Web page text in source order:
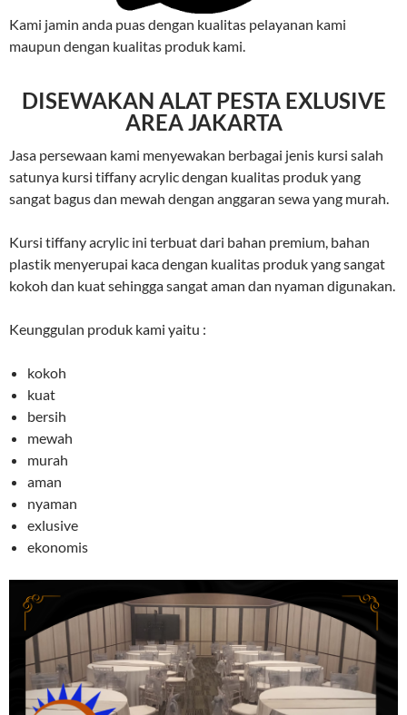
Kami jamin anda puas dengan kualitas pelayanan kami
maupun dengan kualitas produk kami.
DISEWAKAN ALAT PESTA EXLUSIVE
AREA JAKARTA
Jasa persewaan kami menyewakan berbagai jenis kursi salah
satunya kursi tiffany acrylic dengan kualitas produk yang
sangat bagus dan mewah dengan anggaran sewa yang murah.
Kursi tiffany acrylic ini terbuat dari bahan premium, bahan
plastik menyerupai kaca dengan kualitas produk yang sangat
kokoh dan kuat sehingga sangat aman dan nyaman digunakan.
Keunggulan produk kami yaitu :
kokoh
kuat
bersih
mewah
murah
aman
nyaman
exlusive
ekonomis